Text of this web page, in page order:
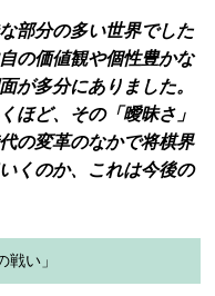
部分の多い世界でした
の価値観や個性豊かな
が多分にありました。
ほど、その「曖昧さ」
の変革のなかで将棋界
くのか、これは今後の
い」